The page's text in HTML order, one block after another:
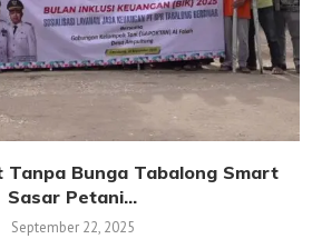
Tanpa Bunga Tabalong Smart
Sasar Petani...
September 22, 2025